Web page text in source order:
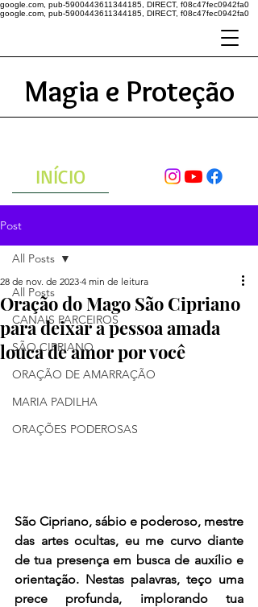
google.com, pub-5900443611344185, DIRECT, f08c47fec0942fa0
google.com, pub-5900443611344185, DIRECT, f08c47fec0942fa0
Magia e Proteção
INÍCIO
Post
All Posts
CANAIS PARCEIROS
SÃO CIPRIANO
ORAÇÃO DE AMARRAÇÃO
MARIA PADILHA
ORAÇÕES PODEROSAS
All Posts
Oração do Mago São Cipriano
para deixar a pessoa amada
louca de amor por você
28 de nov. de 2023 4 min de leitura
São Cipriano, sábio e poderoso, mestre
das artes ocultas, eu me curvo diante
de tua presença em busca de auxílio e
orientação. Nestas palavras, teço uma
prece profunda, implorando tua